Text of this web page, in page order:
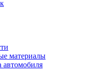
материалы
автомобиля